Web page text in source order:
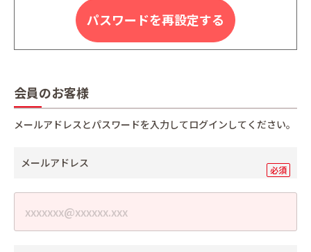
パスワードを再設定する
会員のお客様
メールアドレスとパスワードを入力してログインしてください。
メールアドレス